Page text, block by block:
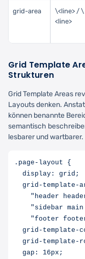
grid-area
\<line> / \
<line>
Grid Template
Strukturen
Grid Template Areas
Layouts denken.
können benannte
semantisch
lesbarer und wartbarer.
.page-layout {
  display: grid;
grid-template-
"header
"sidebar main
"footer
grid-template-
grid-template-
  gap: 16px;